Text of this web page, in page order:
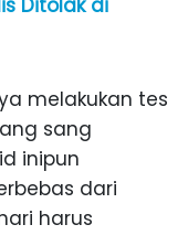
melakukan tes
sang
inipun
dari
harus